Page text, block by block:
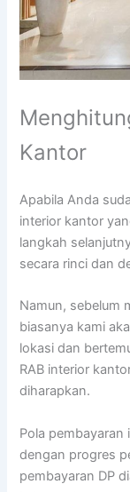
Kantor
Apabila Anda
interior kantor
langkah
secara rinci dan
Namun, sebelum
biasanya kami
lokasi dan
RAB interior
diharapkan.
Pola
dengan progres
pembayaran DP